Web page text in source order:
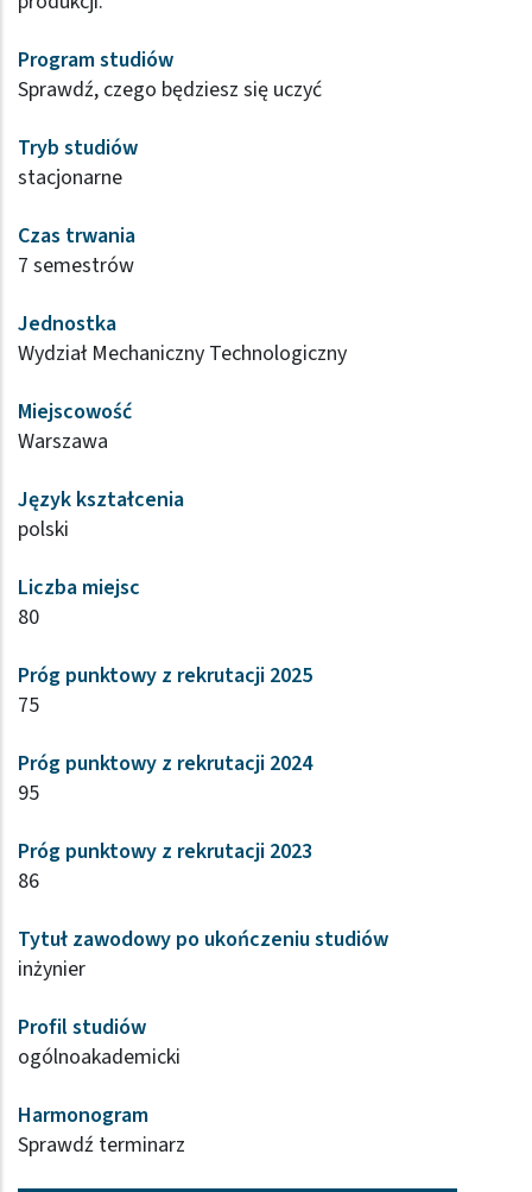
Program studiów
Sprawdź, czego będziesz się uczyć
Tryb studiów
stacjonarne
Czas trwania
7 semestrów
Jednostka
Wydział Mechaniczny Technologiczny
Miejscowość
Warszawa
Język kształcenia
polski
Liczba miejsc
80
Próg punktowy z rekrutacji 2025
75
Próg punktowy z rekrutacji 2024
95
Próg punktowy z rekrutacji 2023
86
Tytuł zawodowy po ukończeniu studiów
inżynier
Profil studiów
ogólnoakademicki
Harmonogram
Sprawdź terminarz